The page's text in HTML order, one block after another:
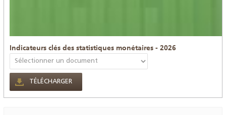
Indicateurs clés des statistiques monétaires - 2026
TÉLÉCHARGER